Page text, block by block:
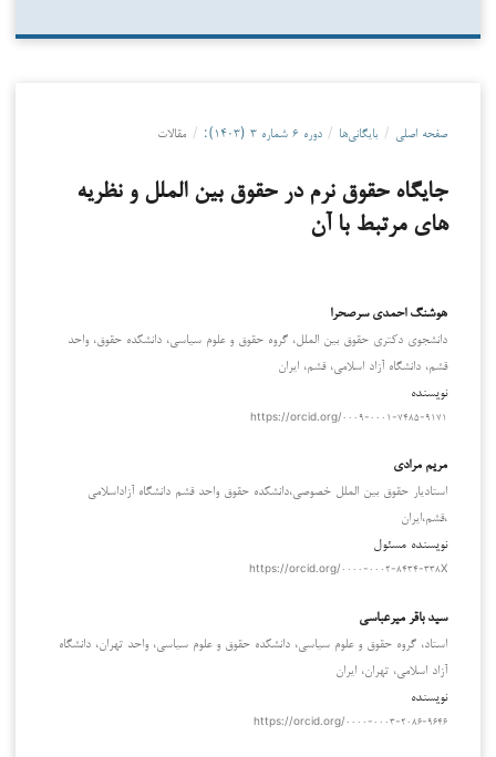
صفحه اصلی / بایگانی‌ها / دوره ۶ شماره ۳ (۱۴۰۳): / مقالات
جایگاه حقوق نرم در حقوق بین الملل و نظریه
های مرتبط با آن
هوشنگ احمدی سرصحرا
دانشجوی دکتری حقوق بین الملل، گروه حقوق و علوم سیاسی، دانشکده حقوق، واحد
قشم، دانشگاه آزاد اسلامی، قشم، ایران
نویسنده
https://orcid.org/۰۰۰۹-۰۰۰۱-۷۴۸۵-۹۱۷۱
مریم مرادی
استادیار حقوق بین الملل خصوصی،دانشکده حقوق واحد قشم دانشگاه آزاداسلامی
،قشم،ایران
نویسنده مسئول
https://orcid.org/۰۰۰۰-۰۰۰۲-۸۴۳۴-۳۳۸X
سید باقر میرعباسی
استاد، گروه حقوق و علوم سیاسی، دانشکده حقوق و علوم سیاسی، واحد تهران، دانشگاه
آزاد اسلامی، تهران، ایران
نویسنده
https://orcid.org/۰۰۰۰-۰۰۰۳-۲۰۸۶-۹۶۴۶